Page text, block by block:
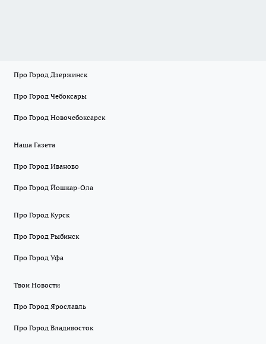
Про Город Дзержинск
Про Город Чебоксары
Про Город Новочебоксарск
Наша Газета
Про Город Иваново
Про Город Йошкар-Ола
Про Город Курск
Про Город Рыбинск
Про Город Уфа
Твои Новости
Про Город Ярославль
Про Город Владивосток